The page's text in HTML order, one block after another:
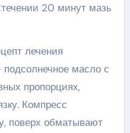
20 минут мазь
лечения
масло с
пропорциях,
Компресс
поверх обматывают